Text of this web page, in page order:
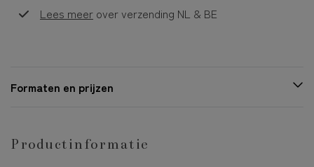
Lees meer over verzending NL & BE
Formaten en prijzen
Productinformatie